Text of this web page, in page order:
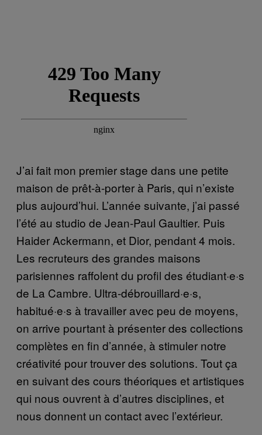
J’ai fait mon premier stage dans une petite
maison de prêt-à-porter à Paris, qui n’existe
plus aujourd’hui. L’année suivante, j’ai passé
l’été au studio de Jean-Paul Gaultier. Puis
Haider Ackermann, et Dior, pendant 4 mois.
Les recruteurs des grandes maisons
parisiennes raffolent du profil des étudiant·e·s
de La Cambre. Ultra-débrouillard·e·s,
habitué·e·s à travailler avec peu de moyens,
on arrive pourtant à présenter des collections
complètes en fin d’année, à stimuler notre
créativité pour trouver des solutions. Tout ça
en suivant des cours théoriques et artistiques
qui nous ouvrent à d’autres disciplines, et
nous donnent un contact avec l’extérieur.